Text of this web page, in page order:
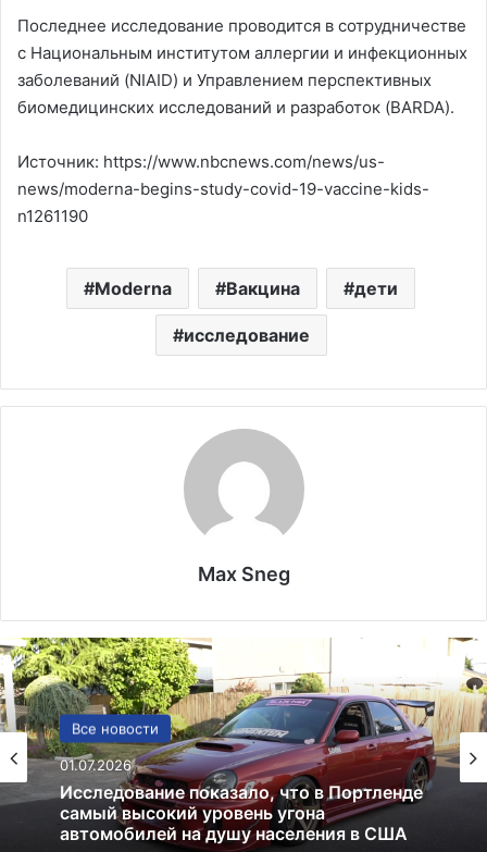
Последнее исследование проводится в сотрудничестве
с Национальным институтом аллергии и инфекционных
заболеваний (NIAID) и Управлением перспективных
биомедицинских исследований и разработок (BARDA).
Источник: https://www.nbcnews.com/news/us-
news/moderna-begins-study-covid-19-vaccine-kids-
n1261190
Moderna Вакцина дети
исследование
Max Sneg
Все новости
01.07.2026
Лекарства и аптеки
05.05.2026
Глицин — это фейк или реальное
средство